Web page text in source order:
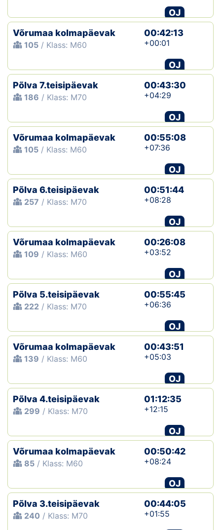
OJ
Võrumaa kolmapäevak
105 / Klass: M60
00:42:13
+00:01
OJ
Põlva 7.teisipäevak
186 / Klass: M70
00:43:30
+04:29
OJ
Võrumaa kolmapäevak
105 / Klass: M60
00:55:08
+07:36
OJ
Põlva 6.teisipäevak
257 / Klass: M70
00:51:44
+08:28
OJ
Võrumaa kolmapäevak
109 / Klass: M60
00:26:08
+03:52
OJ
Põlva 5.teisipäevak
222 / Klass: M70
00:55:45
+06:36
OJ
Võrumaa kolmapäevak
139 / Klass: M60
00:43:51
+05:03
OJ
Põlva 4.teisipäevak
299 / Klass: M70
01:12:35
+12:15
OJ
Võrumaa kolmapäevak
85 / Klass: M60
00:50:42
+08:24
OJ
Põlva 3.teisipäevak
240 / Klass: M70
00:44:05
+01:55